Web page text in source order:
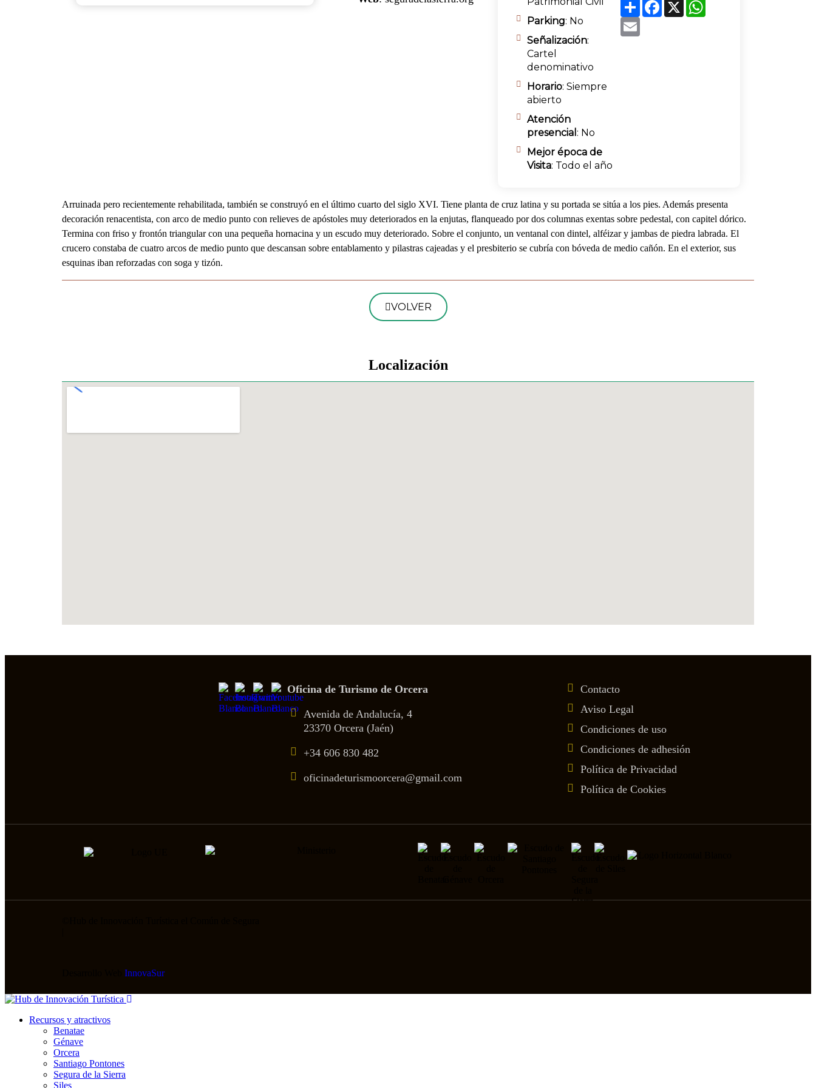
Parking: No
Señalización:
Cartel
denominativo
Horario: Siempre
abierto
Atención
presencial : No
Mejor época de
Visita: Todo el año
Share Facebook
X
Email
Arruinada pero recientemente rehabilitada, también se construyó en el último cuarto del siglo XVI. Tiene planta de cruz latina y su portada se sitúa a los pies. Además presenta
decoración renacentista, con arco de medio punto con relieves de apóstoles muy deteriorados en la enjutas, flanqueado por dos columnas exentas sobre pedestal, con capitel dórico.
Termina con friso y frontón triangular con una pequeña hornacina y un escudo muy deteriorado. Sobre el conjunto, un ventanal con dintel, alféizar y jambas de piedra labrada. El
crucero constaba de cuatro arcos de medio punto que descansan sobre entablamento y pilastras cajeadas y el presbiterio se cubría con bóveda de medio cañón. En el exterior, sus
esquinas iban reforzadas con soga y tizón.
VOLVER
Localización
Oficina de Turismo de Orcera
Avenida de Andalucía, 4
23370 Orcera (Jaén)
+34 606 830 482
oficinadeturismoorcera@gmail.com
Contacto
Aviso Legal
Condiciones de uso
Condiciones de adhesión
Política de Privacidad
Política de Cookies
InnovaSur
Recursos y atractivos
Benatae
Génave
Orcera
Santiago Pontones
Segura de la Sierra
Siles